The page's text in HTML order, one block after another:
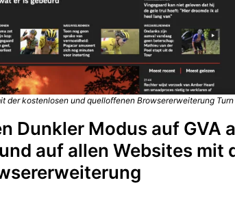
der kostenlosen und quelloffenen Browsererweiterung
Dunkler Modus auf GVA
auf allen Websites mit